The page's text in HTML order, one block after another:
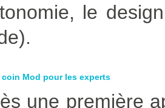
le
coin Mod pour les experts
une première